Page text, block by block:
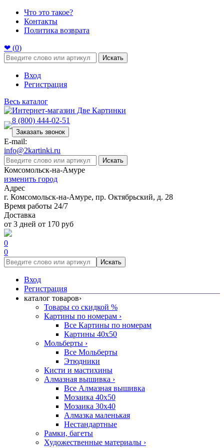
Что это такое?
Контакты
Политика возврата
❤ (0)
Искать
Вход
Регистрация
Весь каталог
8 (800) 444-02-51
Заказать звонок
E-mail:
info@2kartinki.ru
Искать
Комсомольск-на-Амуре
изменить город
Адрес
г. Комсомольск-на-Амуре, пр. Октябрьский, д. 28
Время работы 24/7
Доставка
от 3 дней от 170 руб
0
0
Искать
Вход
Регистрация
каталог товаров›
Товары со скидкой %
Картины по номерам ›
Все Картины по номерам
Картины 40x50
Мольберты ›
Все Мольберты
Этюдники
Кисти и мастихины
Алмазная вышивка ›
Все Алмазная вышивка
Мозаика 40x50
Мозаика 30x40
Алмазка маленькая
Нестандартные
Рамки, багеты
Художественные материалы ›